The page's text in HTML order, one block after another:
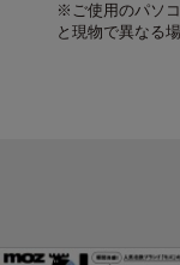
※ご使用のパソ
と現物で異なる